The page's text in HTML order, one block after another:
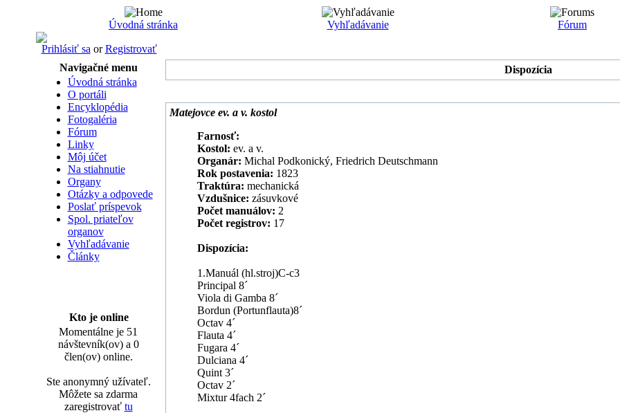
Úvodná stránka Vyhľadávanie Fórum
Prihlásiť sa orRegistrovať
Navigačné menu
Úvodná stránka
O portáli
Encyklopédia
Fotogaléria
Fórum
Linky
Môj účet
Na stiahnutie
Organy
Otázky a odpovede
Poslať príspevok
Spol. priateľov
organov
Vyhľadávanie
Články
Kto je online
Momentálne je 51
návštevník(ov) a 0
člen(ov) online.
Ste anonymný užívateľ.
Môžete sa zdarma
zaregistrovať tu
Dispozícia
Matejovce ev. a v. kostol
Farnosť:
Kostol: ev. a v.
Organár: Michal Podkonický, Friedrich Deutschmann
Rok postavenia: 1823
Traktúra: mechanická
Vzdušnice: zásuvkové
Počet manuálov: 2
Počet registrov: 17
Dispozícia:
1.Manuál (hl.stroj)C-c3
Principal 8´
Viola di Gamba 8´
Bordun (Portunflauta)8´
Octav 4´
Flauta 4´
Fugara 4´
Dulciana 4´
Quint 3´
Octav 2´
Mixtur 4fach 2´